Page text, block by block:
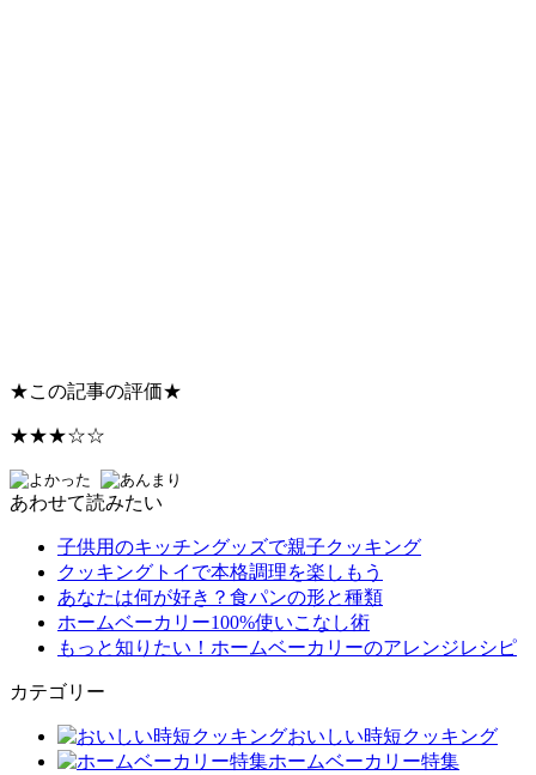
★この記事の評価★
★★★☆☆
あわせて読みたい
子供用のキッチングッズで親子クッキング
クッキングトイで本格調理を楽しもう
あなたは何が好き？食パンの形と種類
ホームベーカリー100%使いこなし術
もっと知りたい！ホームベーカリーのアレンジレシピ
カテゴリー
おいしい時短クッキング
ホームベーカリー特集